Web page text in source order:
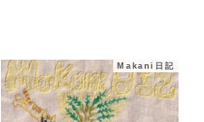
Makani日記